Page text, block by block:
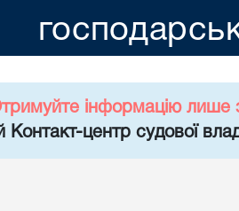
інформацію лише
Контакт-центр судової